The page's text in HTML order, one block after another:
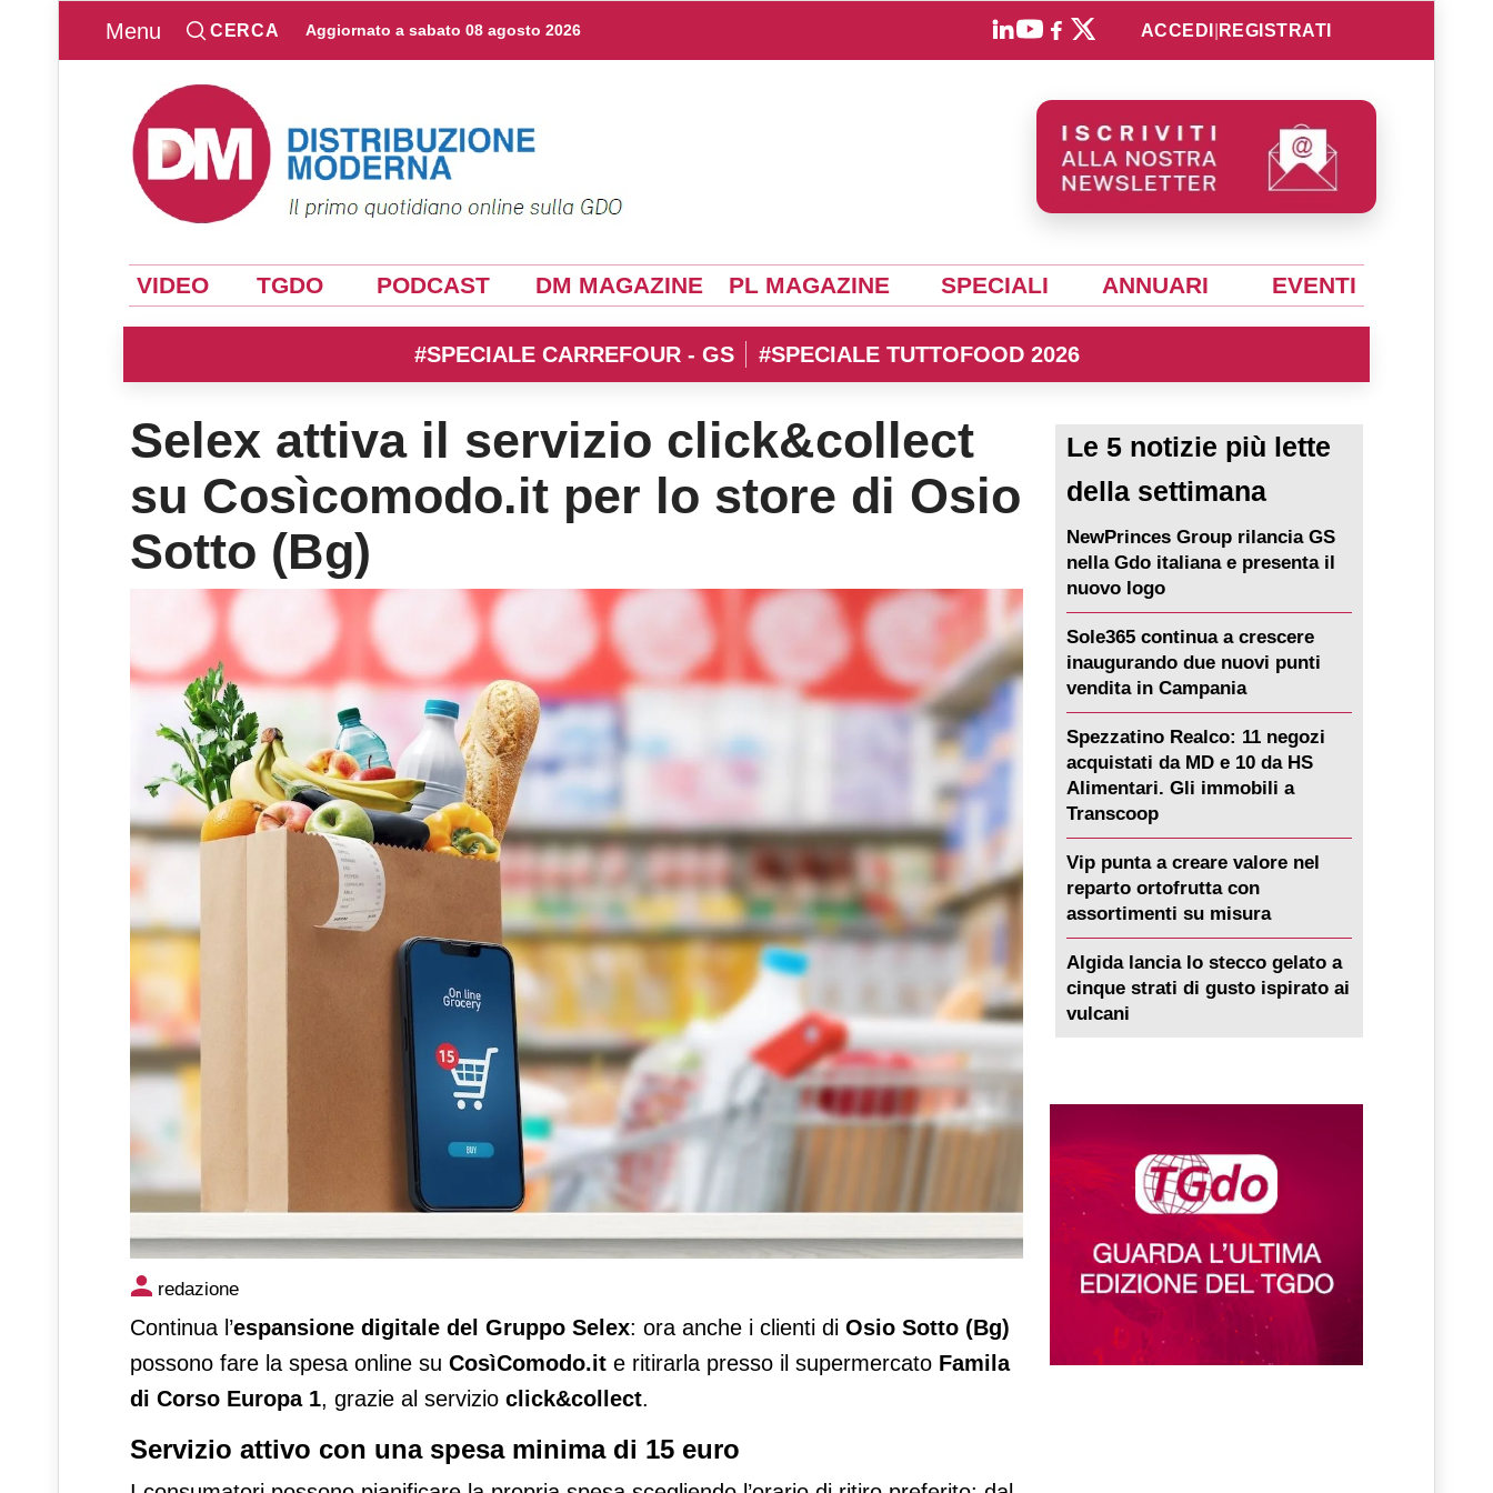
Menu CERCA Aggiornato a sabato 08 agosto 2026 ACCEDI REGISTRATI
VIDEO TGDO PODCAST DM MAGAZINE PL MAGAZINE SPECIALI ANNUARI EVENTI
#SPECIALE CARREFOUR - GS #SPECIALE TUTTOFOOD 2026
Selex attiva il servizio click&collect
su Cosìcomodo.it per lo store di Osio
Sotto (Bg)
Selex attiva il servizio click&collect su Cosìcomodo.it per lo store di
Osio Sotto (Bg)
redazione
Continua l’espansione digitale del Gruppo Selex: ora anche i clienti di Osio Sotto (Bg)
possono fare la spesa online su CosìComodo.it e ritirarla presso il supermercato Famila
di Corso Europa 1, grazie al servizio click&collect.
Servizio attivo con una spesa minima di 15 euro
Le 5 notizie più lette
della settimana
NewPrinces Group rilancia GS
nella Gdo italiana e presenta il
nuovo logo
Sole365 continua a crescere
inaugurando due nuovi punti
vendita in Campania
Spezzatino Realco: 11 negozi
acquistati da MD e 10 da HS
Alimentari. Gli immobili a
Transcoop
Vip punta a creare valore nel
reparto ortofrutta con
assortimenti su misura
Algida lancia lo stecco gelato a
cinque strati di gusto ispirato ai
vulcani